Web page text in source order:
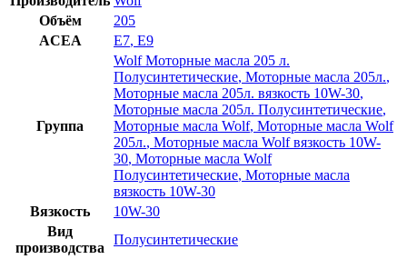
Объём
205
ACEA
E7, E9
Группа
Wolf Моторные масла 205 л.
Полусинтетические, Моторные масла 205л.,
Моторные масла 205л. вязкость 10W-30,
Моторные масла 205л. Полусинтетические,
Моторные масла Wolf, Моторные масла Wolf
205л., Моторные масла Wolf вязкость 10W-
30, Моторные масла Wolf
Полусинтетические, Моторные масла
вязкость 10W-30
Вязкость
10W-30
Вид
производства
Полусинтетические